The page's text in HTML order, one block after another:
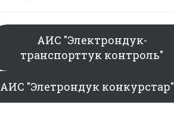
АИС "Электрондук-
транспорттук контроль"
АИС "Элетрондук конкурстар"